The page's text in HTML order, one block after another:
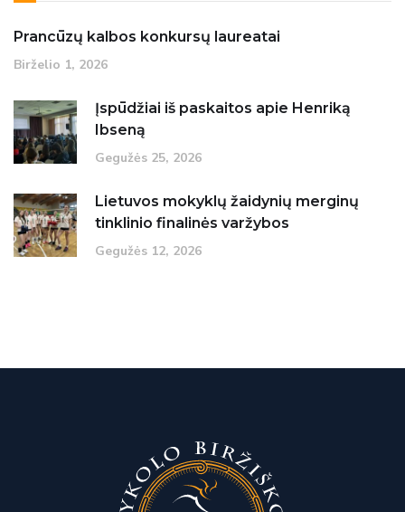
Prancūzų kalbos konkursų laureatai
Birželio‏‏‎ ‎1‎‎‏‏‎, 2026
Įspūdžiai iš paskaitos apie Henriką
Ibseną
Gegužės‏‏‎ ‎25‎‎‏‏‎, 2026
Lietuvos mokyklų žaidynių merginų
tinklinio finalinės varžybos
Gegužės‏‏‎ ‎12‎‎‏‏‎, 2026